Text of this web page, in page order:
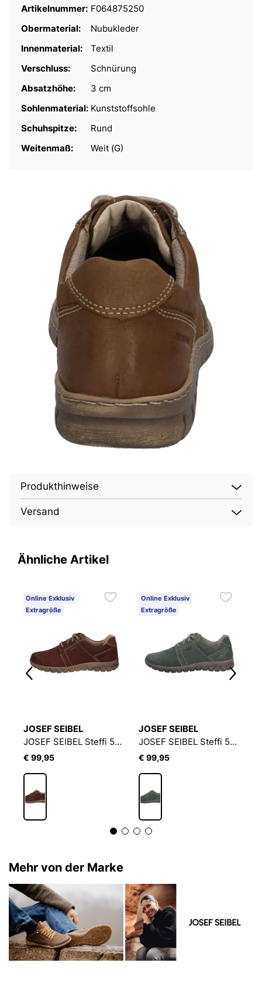
Artikelnummer: F064875250
Obermaterial:
Nubukleder
Innenmaterial:
Textil
Verschluss:
Schnürung
Absatzhöhe:
3 cm
Sohlenmaterial: Kunststoffsohle
Schuhspitze:
Rund
Weitenmaß:
Weit (G)
Produkthinweise
Versand
Ähnliche Artikel
Online Exklusiv
Extragröße
JOSEF SEIBEL
JOSEF SEIBEL Steffi 59 | Halbschuh für Damen | Rot
€ 99,95
Online Exklusiv
Extragröße
JOSEF SEIBEL
JOSEF SEIBEL Steffi 59 | Halbschuh für Damen | Grün
€ 99,95
Mehr von der Marke